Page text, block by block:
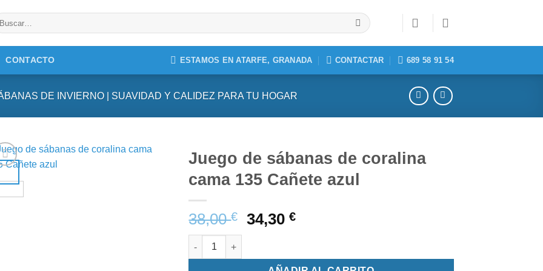
CONTACTO ESTAMOS EN ATARFE, GRANADA CONTACTAR 689 58 91 54
DE INVIERNO | SUAVIDAD Y CALIDEZ PARA TU HOGAR
Juego de sábanas de coralina
cama 135 Cañete azul
38,00€ 34,30€
Juego de sábanas de coralina cama 135 Cañete azul cantidad